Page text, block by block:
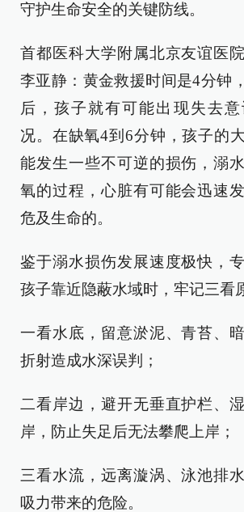
守护生命安全的关键防线。
首都医科大学附属北京友谊医
李亚静：黄金救援时间是4分钟
后，孩子就有可能出现失去
况。在缺氧4到6分钟，孩子的
能发生一些不可逆的损伤，溺
氧的过程，心脏有可能会迅速
危及生命的。
鉴于溺水损伤发展速度极快，
孩子靠近隐蔽水域时，牢记三看
一看水底，留意淤泥、青苔、
折射造成水深误判；
二看岸边，避开无垂直护栏、
岸，防止失足后无法攀爬上岸；
三看水流，远离漩涡、泳池排
吸力带来的危险。